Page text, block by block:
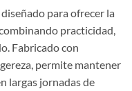
para ofrecer la
practicidad,
Fabricado con
permite mantener
largas jornadas de